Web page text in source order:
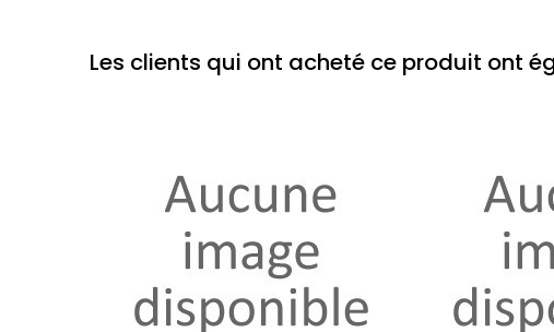
Les clients qui ont acheté ce produit ont